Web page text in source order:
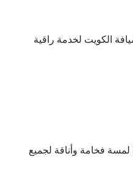
الكويت لخدمة راقية
لمسة فخامة وأناقة لجميع